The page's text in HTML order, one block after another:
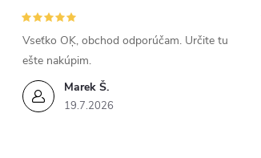
Marek Š.
19.7.2026
Vseťko OĶ, obchod odporúčam. Určite tu
ešte nakúpim.